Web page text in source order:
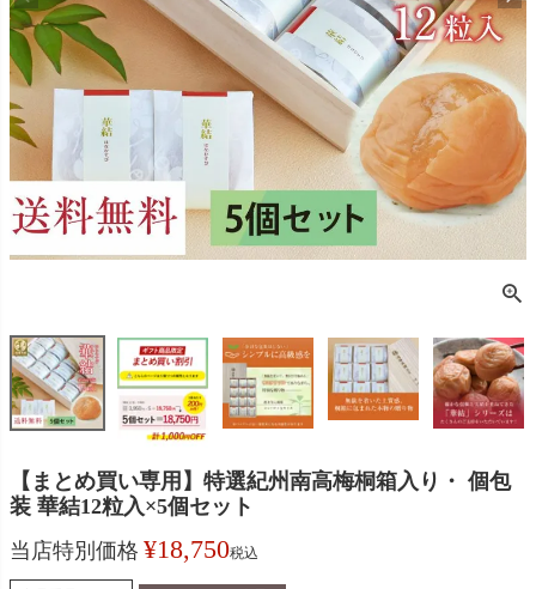
【まとめ買い専用】特選紀州南高梅桐箱入り・ 個包
装 華結12粒入×5個セット
当店特別価格 ¥18,750税込